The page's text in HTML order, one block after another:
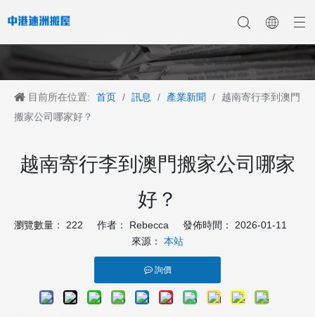
目前所在位置: 首页 / 訊息 / 產業新聞 /
越南寄行李到澳門
搬家公司哪家好？
越南寄行李到澳門搬家公司哪家
好？
瀏覽數量： 222 作者： Rebecca 發佈時間： 2026-01-11
來源： 本站
詢價